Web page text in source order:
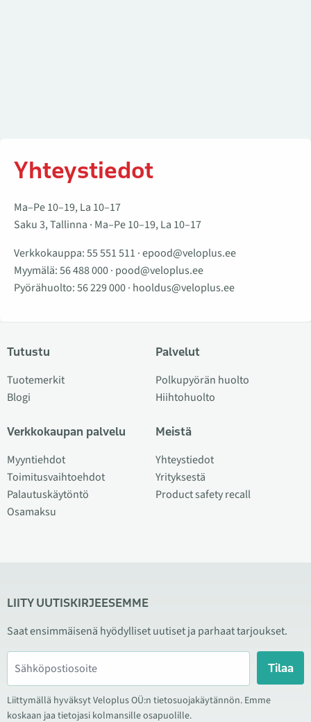
Yhteystiedot
Ma–Pe 10–19, La 10–17
Saku 3, Tallinna · Ma–Pe 10–19, La 10–17
Verkkokauppa:55 551 511 ·epood@veloplus.ee
Myymälä:56 488 000· pood@veloplus.ee
Pyörähuolto:56 229 000· hooldus@veloplus.ee
Tutustu
Tuotemerkit
Blogi
Verkkokaupan palvelu
Myyntiehdot
Toimitusvaihtoehdot
Palautuskäytöntö
Osamaksu
Palvelut
Polkupyörän huolto
Hiihtohuolto
Meistä
Yhteystiedot
Yrityksestä
Product safety recall
LIITY UUTISKIRJEESEMME
Saat ensimmäisenä hyödylliset uutiset ja parhaat tarjoukset.
Tilaa
Liittymällä hyväksyt Veloplus OÜ:n tietosuojakäytännön. Emme
koskaan jaa tietojasi kolmansille osapuolille.